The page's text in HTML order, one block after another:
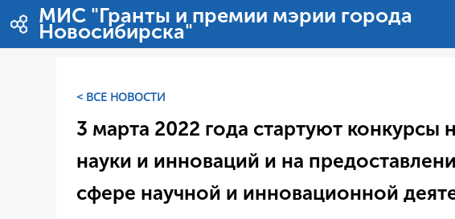
Saut au contenu
МИС "Гранты и премии мэрии города
Новосибирска"
< ВСЕ НОВОСТИ
3 марта 2022 года стартуют
науки и инноваций и на
сфере научной и инновационной